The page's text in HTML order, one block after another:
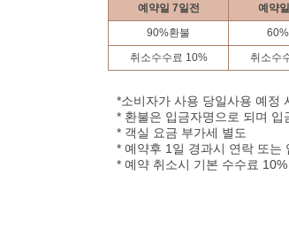
예약일 7일전 예약
90%환불
취소수수료 10%
취소수
*소비자가 사용 당일사용 예정
* 환불은 입금자명으로 되며
* 객실 요금 부가세 별도
* 예약후 1일 경과시 연락 또는
* 예약 취소시 기본 수수료